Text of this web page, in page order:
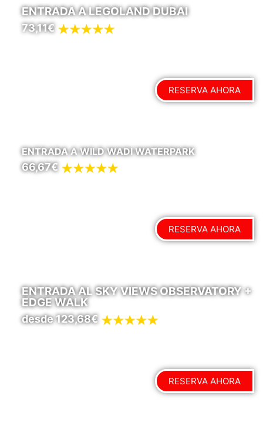
ENTRADA A LEGOLAND DUBAI
73,11€
RESERVA AHORA
ENTRADA A WILD WADI WATERPARK
66,67€
RESERVA AHORA
ENTRADA AL SKY VIEWS OBSERVATORY +
EDGE WALK
desde 123,68€
RESERVA AHORA